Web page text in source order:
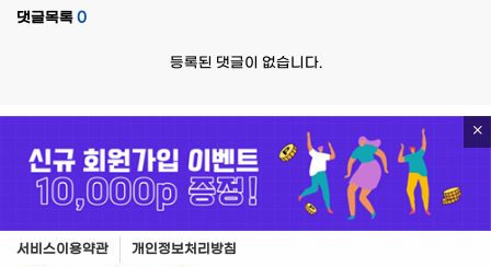
댓글목록 0
등록된 댓글이 없습니다.
서비스이용약관 개인정보처리방침